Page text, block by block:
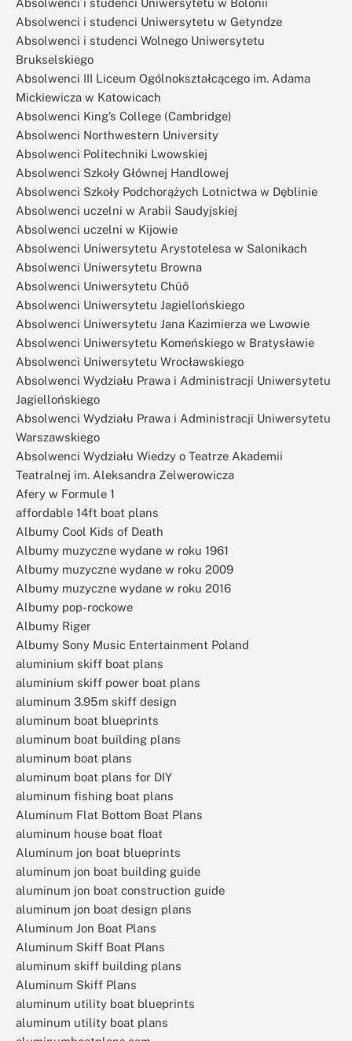
Absolwenci i studenci Uniwersytetu w Bolonii
Absolwenci i studenci Uniwersytetu w Getyndze
Absolwenci i studenci Wolnego Uniwersytetu
Brukselskiego
Absolwenci III Liceum Ogólnokształcącego im. Adama
Mickiewicza w Katowicach
Absolwenci King’s College (Cambridge)
Absolwenci Northwestern University
Absolwenci Politechniki Lwowskiej
Absolwenci Szkoły Głównej Handlowej
Absolwenci Szkoły Podchorążych Lotnictwa w Dęblinie
Absolwenci uczelni w Arabii Saudyjskiej
Absolwenci uczelni w Kijowie
Absolwenci Uniwersytetu Arystotelesa w Salonikach
Absolwenci Uniwersytetu Browna
Absolwenci Uniwersytetu Chūō
Absolwenci Uniwersytetu Jagiellońskiego
Absolwenci Uniwersytetu Jana Kazimierza we Lwowie
Absolwenci Uniwersytetu Komeńskiego w Bratysławie
Absolwenci Uniwersytetu Wrocławskiego
Absolwenci Wydziału Prawa i Administracji Uniwersytetu
Jagiellońskiego
Absolwenci Wydziału Prawa i Administracji Uniwersytetu
Warszawskiego
Absolwenci Wydziału Wiedzy o Teatrze Akademii
Teatralnej im. Aleksandra Zelwerowicza
Afery w Formule 1
affordable 14ft boat plans
Albumy Cool Kids of Death
Albumy muzyczne wydane w roku 1961
Albumy muzyczne wydane w roku 2009
Albumy muzyczne wydane w roku 2016
Albumy pop-rockowe
Albumy Riger
Albumy Sony Music Entertainment Poland
aluminium skiff boat plans
aluminium skiff power boat plans
aluminum 3.95m skiff design
aluminum boat blueprints
aluminum boat building plans
aluminum boat plans
aluminum boat plans for DIY
aluminum fishing boat plans
Aluminum Flat Bottom Boat Plans
aluminum house boat float
Aluminum jon boat blueprints
aluminum jon boat building guide
aluminum jon boat construction guide
aluminum jon boat design plans
Aluminum Jon Boat Plans
Aluminum Skiff Boat Plans
aluminum skiff building plans
Aluminum Skiff Plans
aluminum utility boat blueprints
aluminum utility boat plans